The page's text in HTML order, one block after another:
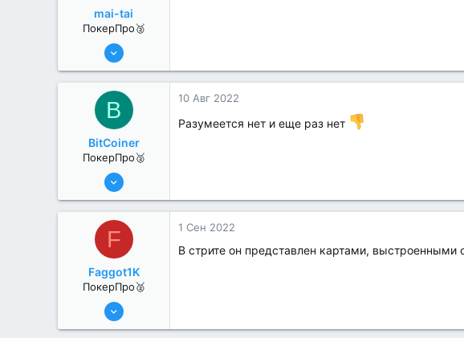
mai-tai
ПокерПро🥈
6 Июн 2022
0
B
BitCoiner
ПокерПро🥈
8 Июн 2022
0
10 Авг 2022
Разумеется нет и еще раз нет
F
Faggot1K
ПокерПро🥈
13 Июн 2022
1 Сен 2022
В стрите он представлен картами, выстроенными